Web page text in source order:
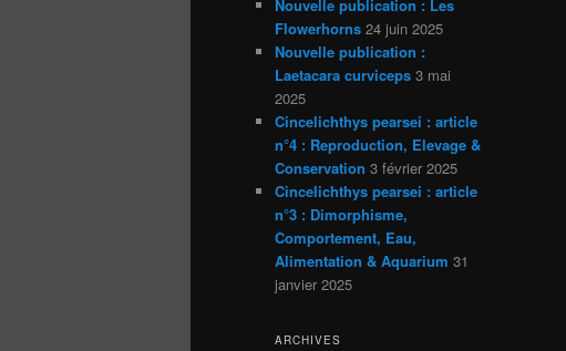
Nouvelle publication : Les
Flowerhorns 24 juin 2025
Nouvelle publication :
Laetacara curviceps 3 mai
2025
Cincelichthys pearsei : article
n°4 : Reproduction, Elevage &
Conservation 3 février 2025
Cincelichthys pearsei : article
n°3 : Dimorphisme,
Comportement, Eau,
Alimentation & Aquarium 31
janvier 2025
ARCHIVES